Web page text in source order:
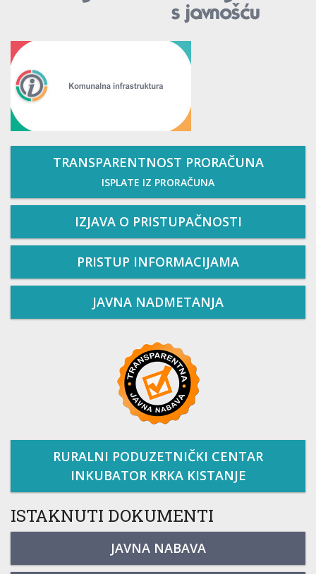
TRANSPARENTNOST PRORAČUNA
ISPLATE IZ PRORAČUNA
IZJAVA O PRISTUPAČNOSTI
PRISTUP INFORMACIJAMA
JAVNA NADMETANJA
RURALNI PODUZETNIČKI CENTAR
INKUBATOR KRKA KISTANJE
ISTAKNUTI DOKUMENTI
JAVNA NABAVA